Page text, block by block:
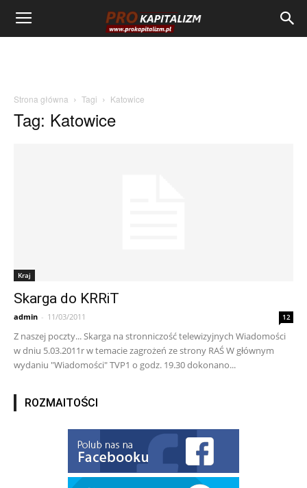
Strona główna Tagi Katowice
Tag: Katowice
Kraj
Skarga do KRRiT
admin - 11/03/2011 12
Z naszej poczty... Skarga na stronniczość telewizyjnych Wiadomości
w dniu 5.03.2011r w temacie zagrożeń ze strony RAŚ W głównym
wydaniu "Wiadomości" TVP1 o godz. 19.30 dokonano...
ROZMAITOŚCI